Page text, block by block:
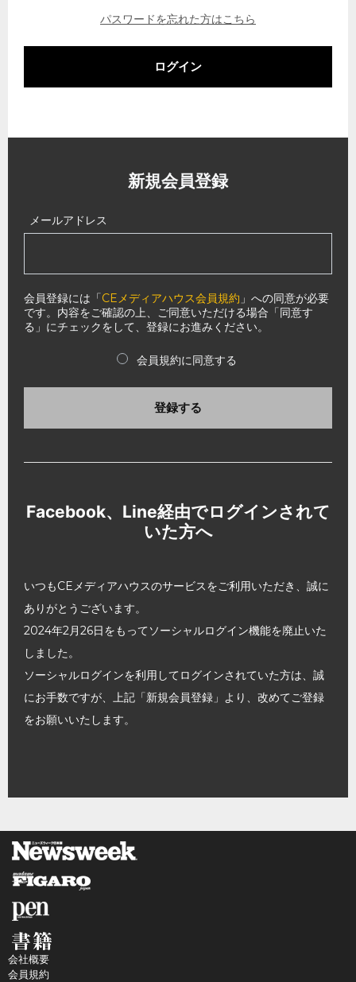
パスワードを忘れた方はこちら
ログイン
新規会員登録
メールアドレス
会員登録には「CEメディアハウス会員規約 」への同意が必要
です。内容をご確認の上、ご同意いただける場合「同意す
る」にチェックをして、登録にお進みください。
会員規約に同意する
登録する
Facebook、Line経由でログインされて
いた方へ
いつもCEメディアハウスのサービスをご利用いただき、誠に
ありがとうございます。
2024年2月26日をもってソーシャルログイン機能を廃止いた
しました。
ソーシャルログインを利用してログインされていた方は、誠
にお手数ですが、上記「新規会員登録」より、改めてご登録
をお願いいたします。
会社概要
会員規約